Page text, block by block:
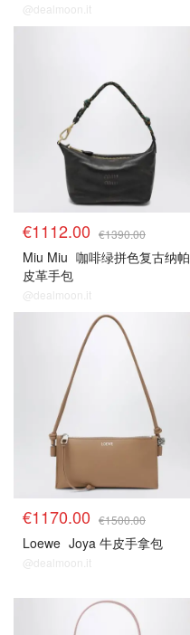
@dealmoon.it
€1112.00 €1390.00
Miu Miu 咖啡绿拼色复古纳帕
皮革手包
@dealmoon.it
€1170.00 €1500.00
Loewe Joya 牛皮手拿包
@dealmoon.it